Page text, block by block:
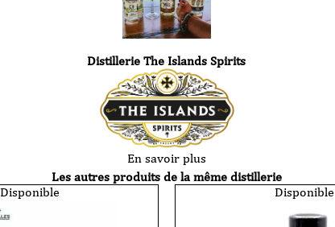
Distillerie The Islands Spirits
En savoir plus
Les autres produits de la même distillerie
Disponible Disponible